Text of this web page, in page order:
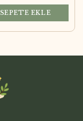
SEPETE EKLE